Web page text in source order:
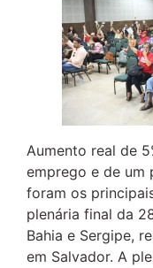
Aumento real de
emprego e de um
foram os
plenária final da
Bahia e Sergipe,
em Salvador. A